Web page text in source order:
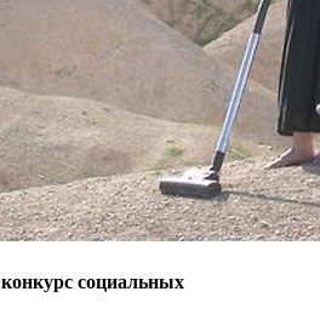
социальных